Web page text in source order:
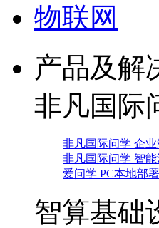
物联网
产品及解
非凡国际
非凡国际问学 企业
非凡国际问学 智
爱问学 PC本地部
智算基础